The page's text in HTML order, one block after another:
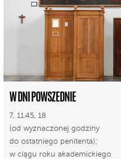
W DNI POWSZEDNIE
7, 11.45, 18
(od wyznaczonej godziny
do ostatniego penitenta);
w ciągu roku akademickiego